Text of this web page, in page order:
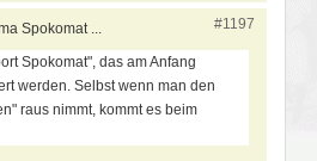
Spokomat ... #1197
Spokomat", das am Anfang
werden. Selbst wenn man den
raus nimmt, kommt es beim